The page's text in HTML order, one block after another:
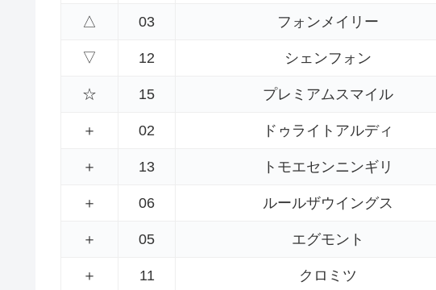
△ 03 フォンメイリー
▽ 12 シェンフォン
☆ 15 プレミアムスマイル
＋ 02 ドゥライトアルディ
＋ 13 トモエセンニンギリ
＋ 06 ルールザウイングス
＋ 05 エグモント
＋ 11 クロミツ